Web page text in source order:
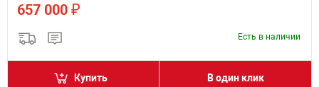
657 000 ₽
Есть в наличии
Купить В один клик